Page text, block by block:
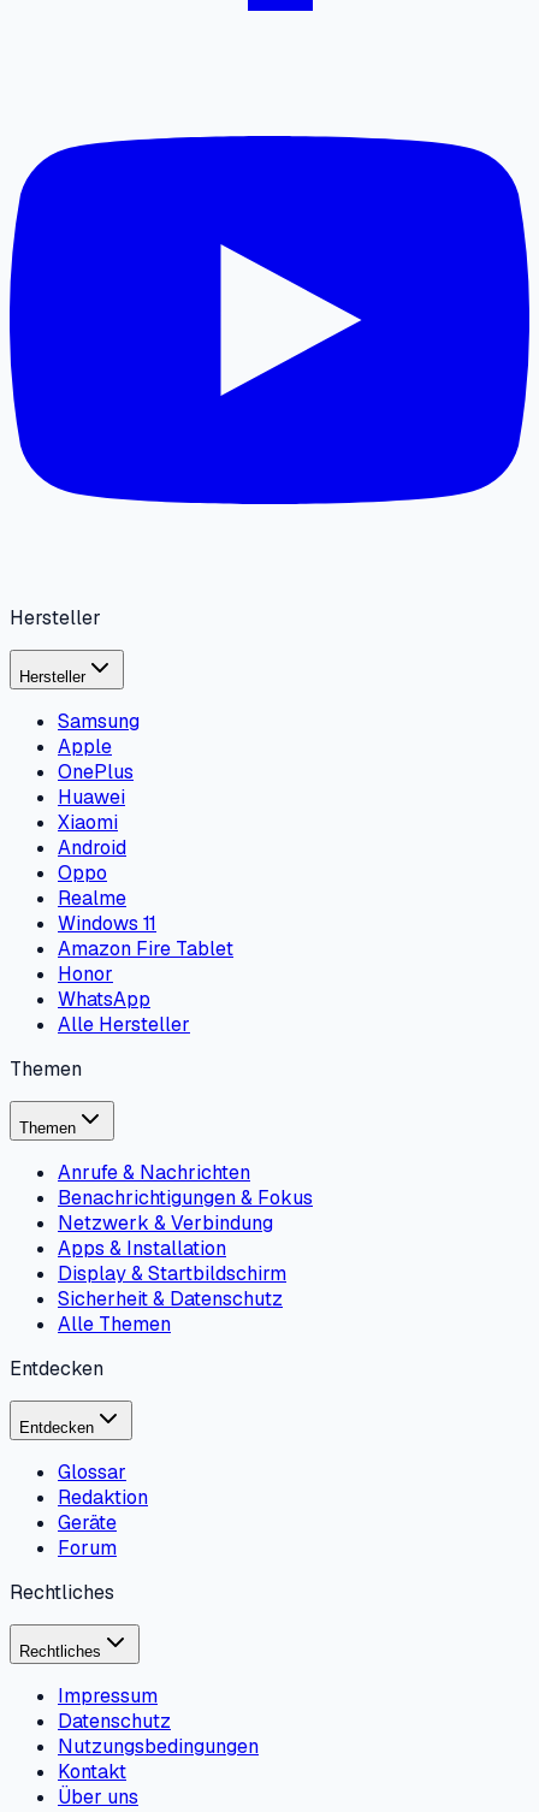
Hersteller
Hersteller
Samsung
Apple
OnePlus
Huawei
Xiaomi
Android
Oppo
Realme
Windows 11
Amazon Fire Tablet
Honor
WhatsApp
Alle Hersteller
Themen
Themen
Anrufe & Nachrichten
Benachrichtigungen & Fokus
Netzwerk & Verbindung
Apps & Installation
Display & Startbildschirm
Sicherheit & Datenschutz
Alle Themen
Entdecken
Entdecken
Glossar
Redaktion
Geräte
Forum
Rechtliches
Rechtliches
Impressum
Datenschutz
Nutzungsbedingungen
Kontakt
Über uns